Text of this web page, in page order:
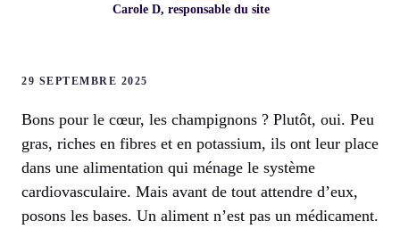
Carole D, responsable du site
29 SEPTEMBRE 2025
Bons pour le cœur, les champignons ? Plutôt, oui. Peu
gras, riches en fibres et en potassium, ils ont leur place
dans une alimentation qui ménage le système
cardiovasculaire. Mais avant de tout attendre d’eux,
posons les bases. Un aliment n’est pas un médicament.